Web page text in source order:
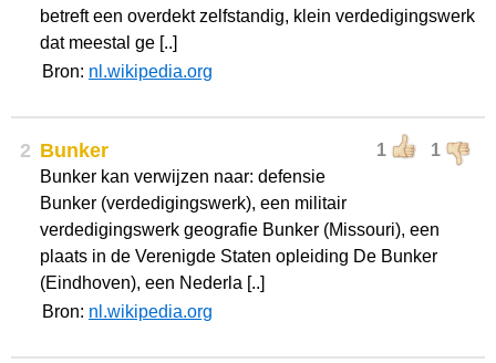
betreft een overdekt zelfstandig, klein verdedigingswerk
dat meestal ge [..]
Bron: nl.wikipedia.org
2 1 1
Bunker
Bunker kan verwijzen naar: defensie
Bunker (verdedigingswerk), een militair
verdedigingswerk geografie Bunker (Missouri), een
plaats in de Verenigde Staten opleiding De Bunker
(Eindhoven), een Nederla [..]
Bron: nl.wikipedia.org